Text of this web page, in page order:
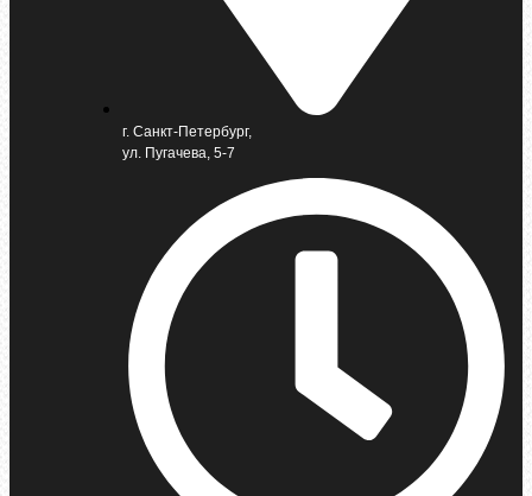
г. Санкт-Петербург,
ул. Пугачева, 5-7